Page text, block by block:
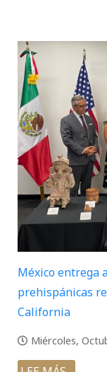
México entrega
prehispánicas
California
Miércoles,